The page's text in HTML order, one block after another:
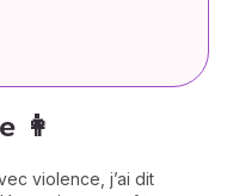
👩
violence, j’ai dit